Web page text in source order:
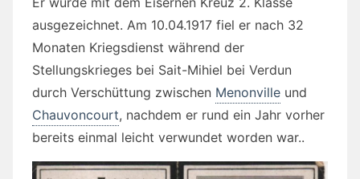
ausgezeichnet. Am 10.04.1917 fiel er nach 32
Monaten Kriegsdienst während der
Stellungskrieges bei Sait-Mihiel bei Verdun
durch Verschüttung zwischen Menonville und
Chauvoncourt, nachdem er rund ein Jahr vorher
bereits einmal leicht verwundet worden war..